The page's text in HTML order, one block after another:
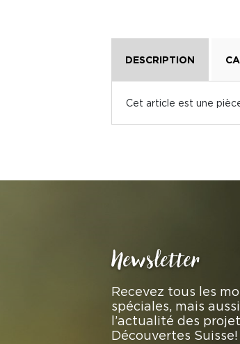
DESCRIPTION
Cet article est une
Newsletter
Recevez tous les
spéciales, mais
l’actualité des
Découvertes Suisse!